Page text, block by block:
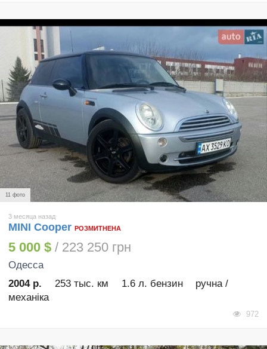
11 фото
3 месяца назад
MINI Cooper РОЗМИТНЕНА
5 000 $ / 223 250 грн
Одесса
2004 р.
253 тыс. км 1.6 л. бензин
ручна /
механіка
972